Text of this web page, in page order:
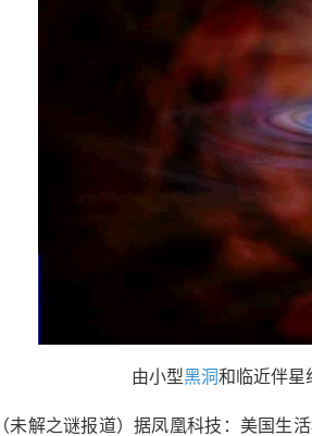
由小型黑洞和临近伴星
（未解之谜报道）据凤凰科技：美国生